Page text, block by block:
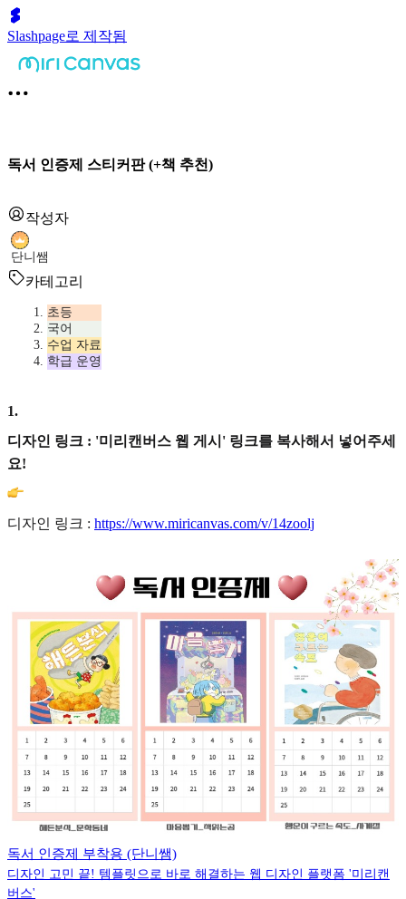
Slashpage로 제작됨
독서 인증제 스티커판 (+책 추천)
작성자
단니쌤
카테고리
초등
국어
수업 자료
학급 운영
1.
디자인 링크 : '미리캔버스 웹 게시' 링크를 복사해서 넣어주세
요!
디자인 링크 : https://www.miricanvas.com/v/14zoolj
독서 인증제 부착용 (단니쌤)
디자인 고민 끝! 템플릿으로 바로 해결하는 웹 디자인 플랫폼 '미리캔
버스'